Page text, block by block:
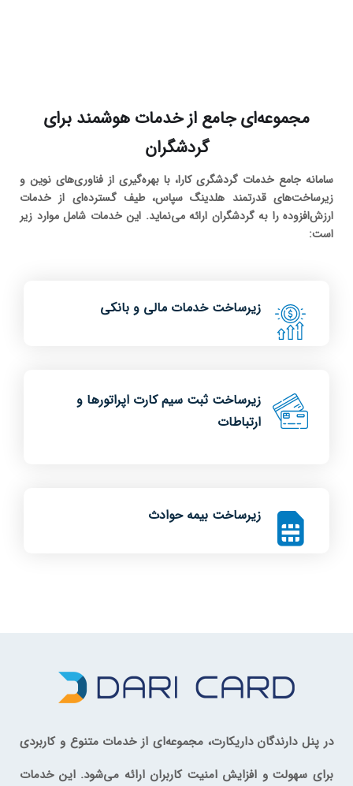
مجموعه‌ای جامع از خدمات هوشمند برای
گردشگران
سامانه جامع خدمات گردشگری کارا، با بهره‌گیری از فناوری‌های نوین و
زیرساخت‌های قدرتمند هلدینگ سپاس، طیف گسترده‌ای از خدمات
ارزش‌افزوده را به گردشگران ارائه می‌نماید. این خدمات شامل موارد زیر
است:
زیرساخت خدمات مالی و بانکی
زیرساخت ثبت سیم کارت اپراتورها و
ارتباطات
زیرساخت بیمه حوادث
در پنل دارندگان داریکارت، مجموعه‌ای از خدمات متنوع و کاربردی
برای سهولت و افزایش امنیت کاربران ارائه می‌شود. این خدمات